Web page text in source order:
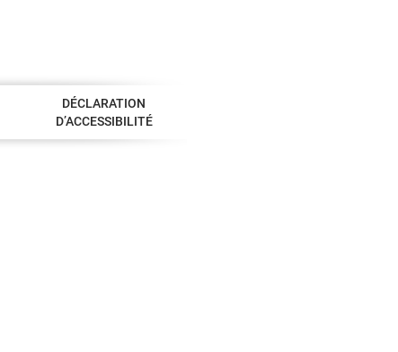
DÉCLARATION
D’ACCESSIBILITÉ